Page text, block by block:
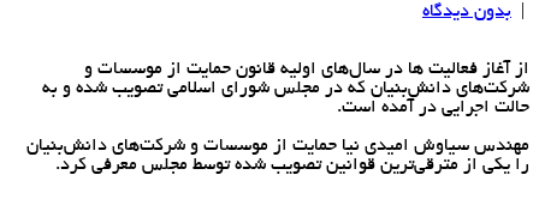
بدون دیدگاه
از آغاز فعالیت ها در سال‌های اولیه قانون حمایت از موسسات و
شركت‌های دانش‌بنیان كه در مجلس شورای اسلامی تصویب شده و به
حالت اجرایی در آمده است.
مهندس سیاوش امیدی نیا حمایت از موسسات و شرکت‌های دانش‌بنیان
را یکی از مترقی‌ترین قوانین تصویب شده توسط مجلس معرفی کرد.